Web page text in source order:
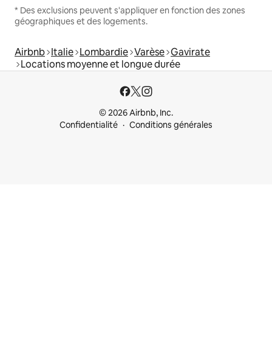
* Des exclusions peuvent s'appliquer en fonction des zones
géographiques et des logements.
Airbnb Italie Lombardie Varèse Gavirate
Locations moyenne et longue durée
© 2026 Airbnb, Inc.
Confidentialité
Conditions générales